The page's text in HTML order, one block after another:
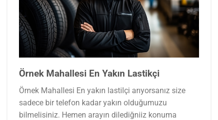
Örnek Mahallesi En Yakın Lastikçi
Örnek Mahallesi En yakın lastilçi arıyorsanız size
sadece bir telefon kadar yakın olduğumuzu
bilmelisiniz. Hemen arayın dilediğniiz konuma